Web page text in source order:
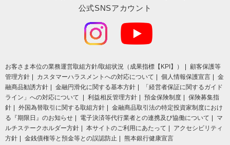
公式SNSアカウント
お客さま本位の業務運営取組⽅針/取組状況（成果指標【KPI】）
顧客保護等
管理方針
カスタマーハラスメントへの対応について 個人情報保護宣言
金
融商品勧誘方針
金融円滑化に関する基本方針
「経営者保証に関するガイド
ライン」への対応について
利益相反管理方針 預金保険制度
保険募集指
針
外国為替取引に関する取組方針
金融商品取引法の特定投資家制度におけ
る『期限日』のお知らせ
電子決済等代行業者との連携及び協働について
マ
ルチステークホルダー方針
本サイトのご利用にあたって
アクセシビリティ
方針
金銭債権等と預金等との誤認防止 熊本銀行健康宣言